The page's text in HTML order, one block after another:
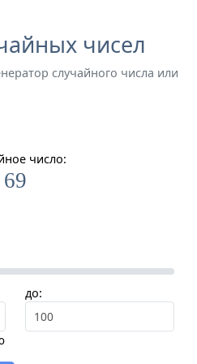
чисел
случайного числа или
число:
69
до: